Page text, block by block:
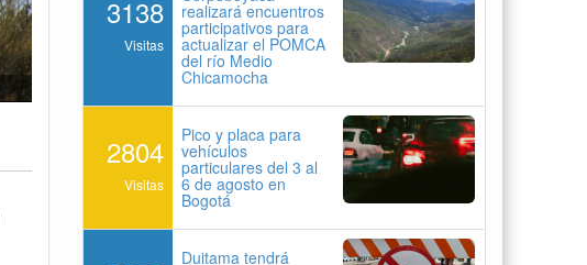
3138
Visitas
realizará encuentros
participativos para
actualizar el POMCA
del río Medio
Chicamocha
2804
Visitas
Pico y placa para
vehículos
particulares del 3 al
6 de agosto en
Bogotá
Duitama tendrá